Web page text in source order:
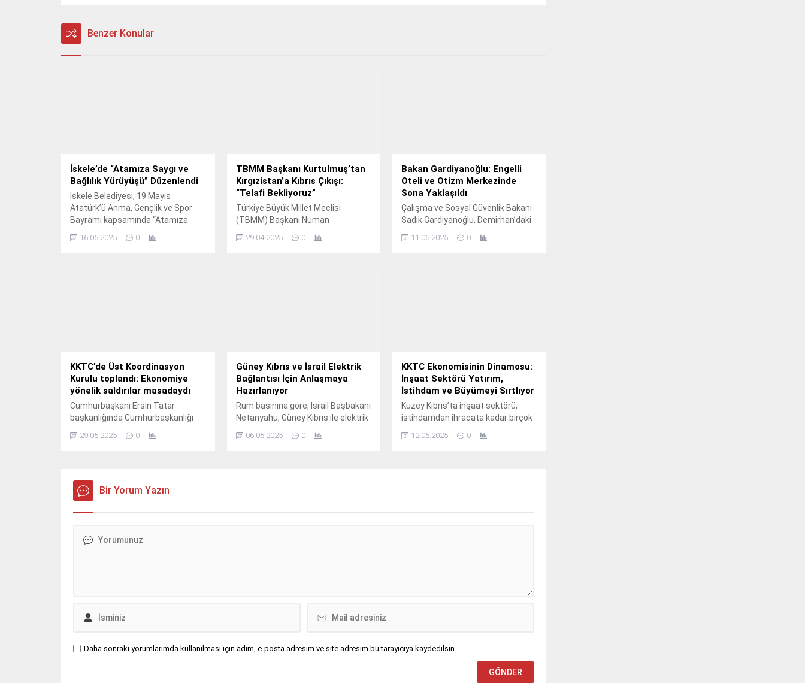
Benzer Konular
İskele’de “Atamıza Saygı ve
Bağlılık Yürüyüşü” Düzenlendi
İskele Belediyesi, 19 Mayıs
Atatürk’ü Anma, Gençlik ve Spor
Bayramı kapsamında “Atamıza
Saygı ve Bağlılık Yürüyüşü”
düzenledi. Etkinlik, yürüyüşün
16.05.2025 0
TBMM Başkanı Kurtulmuş’tan
Kırgızistan’a Kıbrıs Çıkışı:
“Telafi Bekliyoruz”
Türkiye Büyük Millet Meclisi
(TBMM) Başkanı Numan
Kurtulmuş, resmi ziyaret için
bulunduğu Kırgızistan’da, Türk
bulunarak, Kırgızistan’ın henüz...
29.04.2025 0
Bakan Gardiyanoğlu: Engelli
Oteli ve Otizm Merkezinde
Sona Yaklaşıldı
Çalışma ve Sosyal Güvenlik Bakanı
Sadık Gardiyanoğlu, Demirhan’daki
Engelli Oteli Projesi ve Otizm
Merkezi çalışmalarında sona
11.05.2025 0
KKTC’de Üst Koordinasyon
Kurulu toplandı: Ekonomiye
yönelik saldırılar masadaydı
Cumhurbaşkanı Ersin Tatar
başkanlığında Cumhurbaşkanlığı
Koordinasyon Kurulu toplantısı
önlemler yer aldı.
Cumhurbaşkanlığı’ndan yapılan
açıklamada, kurul toplantısında
ekonomisini hedef alan girişimleri”
29.05.2025 0
Güney Kıbrıs ve İsrail Elektrik
Bağlantısı İçin Anlaşmaya
Hazırlanıyor
Rum basınına göre, İsrail Başbakanı
Netanyahu, Güney Kıbrıs ile elektrik
imzalanacağını duyurdu. Güney
edilen Eurasia Interconnector
06.05.2025 0
KKTC Ekonomisinin Dinamosu:
İnşaat Sektörü Yatırım,
İstihdam ve Büyümeyi Sırtlıyor
Kuzey Kıbrıs’ta inşaat sektörü,
istihdamdan ihracata kadar birçok
Ekonomik büyümenin lokomotifi
katkılar sunuyor. İnşaat sektörü,
12.05.2025 0
Bir Yorum Yazın
Daha sonraki yorumlarımda kullanılması için adım, e-posta adresim ve site adresim bu tarayıcıya kaydedilsin.